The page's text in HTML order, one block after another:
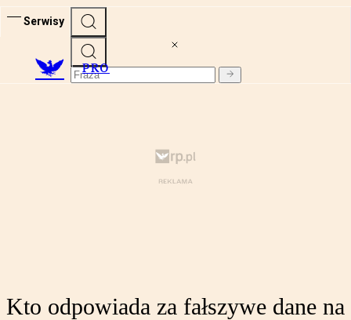
Serwisy
PRO
Kto odpowiada za fałszywe dane na